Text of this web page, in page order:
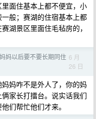
面住基本上都不便宜，小
般；赛湖的住宿基本上都
湖景区里面住毛毡房的，
妈以后要不要长期同住 6 月
26 日
妈咋不是外人了，你的妈
家长打擂台。说实话我们
们帮忙他们才来。